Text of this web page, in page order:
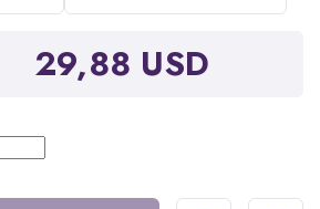
29,88 USD